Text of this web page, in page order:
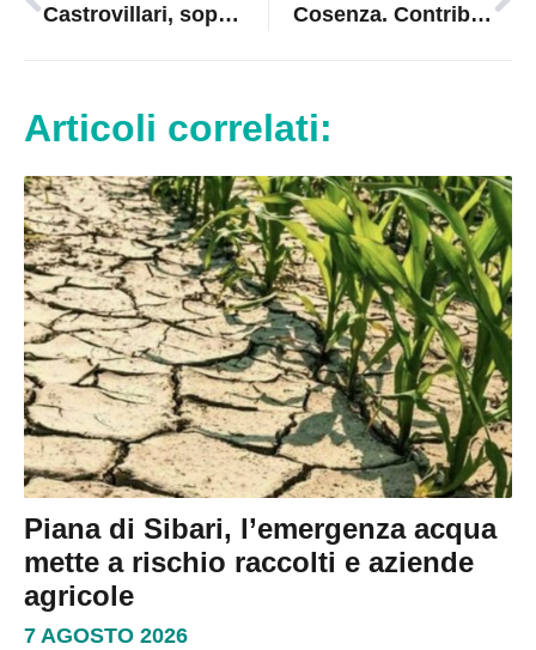
Castrovillari, sopralluogo nella nuova Piazza Gallo: verifiche sui lavori Cosenza. Contributi per le imprese: al via il bando per digitalizzazione e sostenibilità
Articoli correlati:
Piana di Sibari, l’emergenza acqua
mette a rischio raccolti e aziende
agricole
7 AGOSTO 2026